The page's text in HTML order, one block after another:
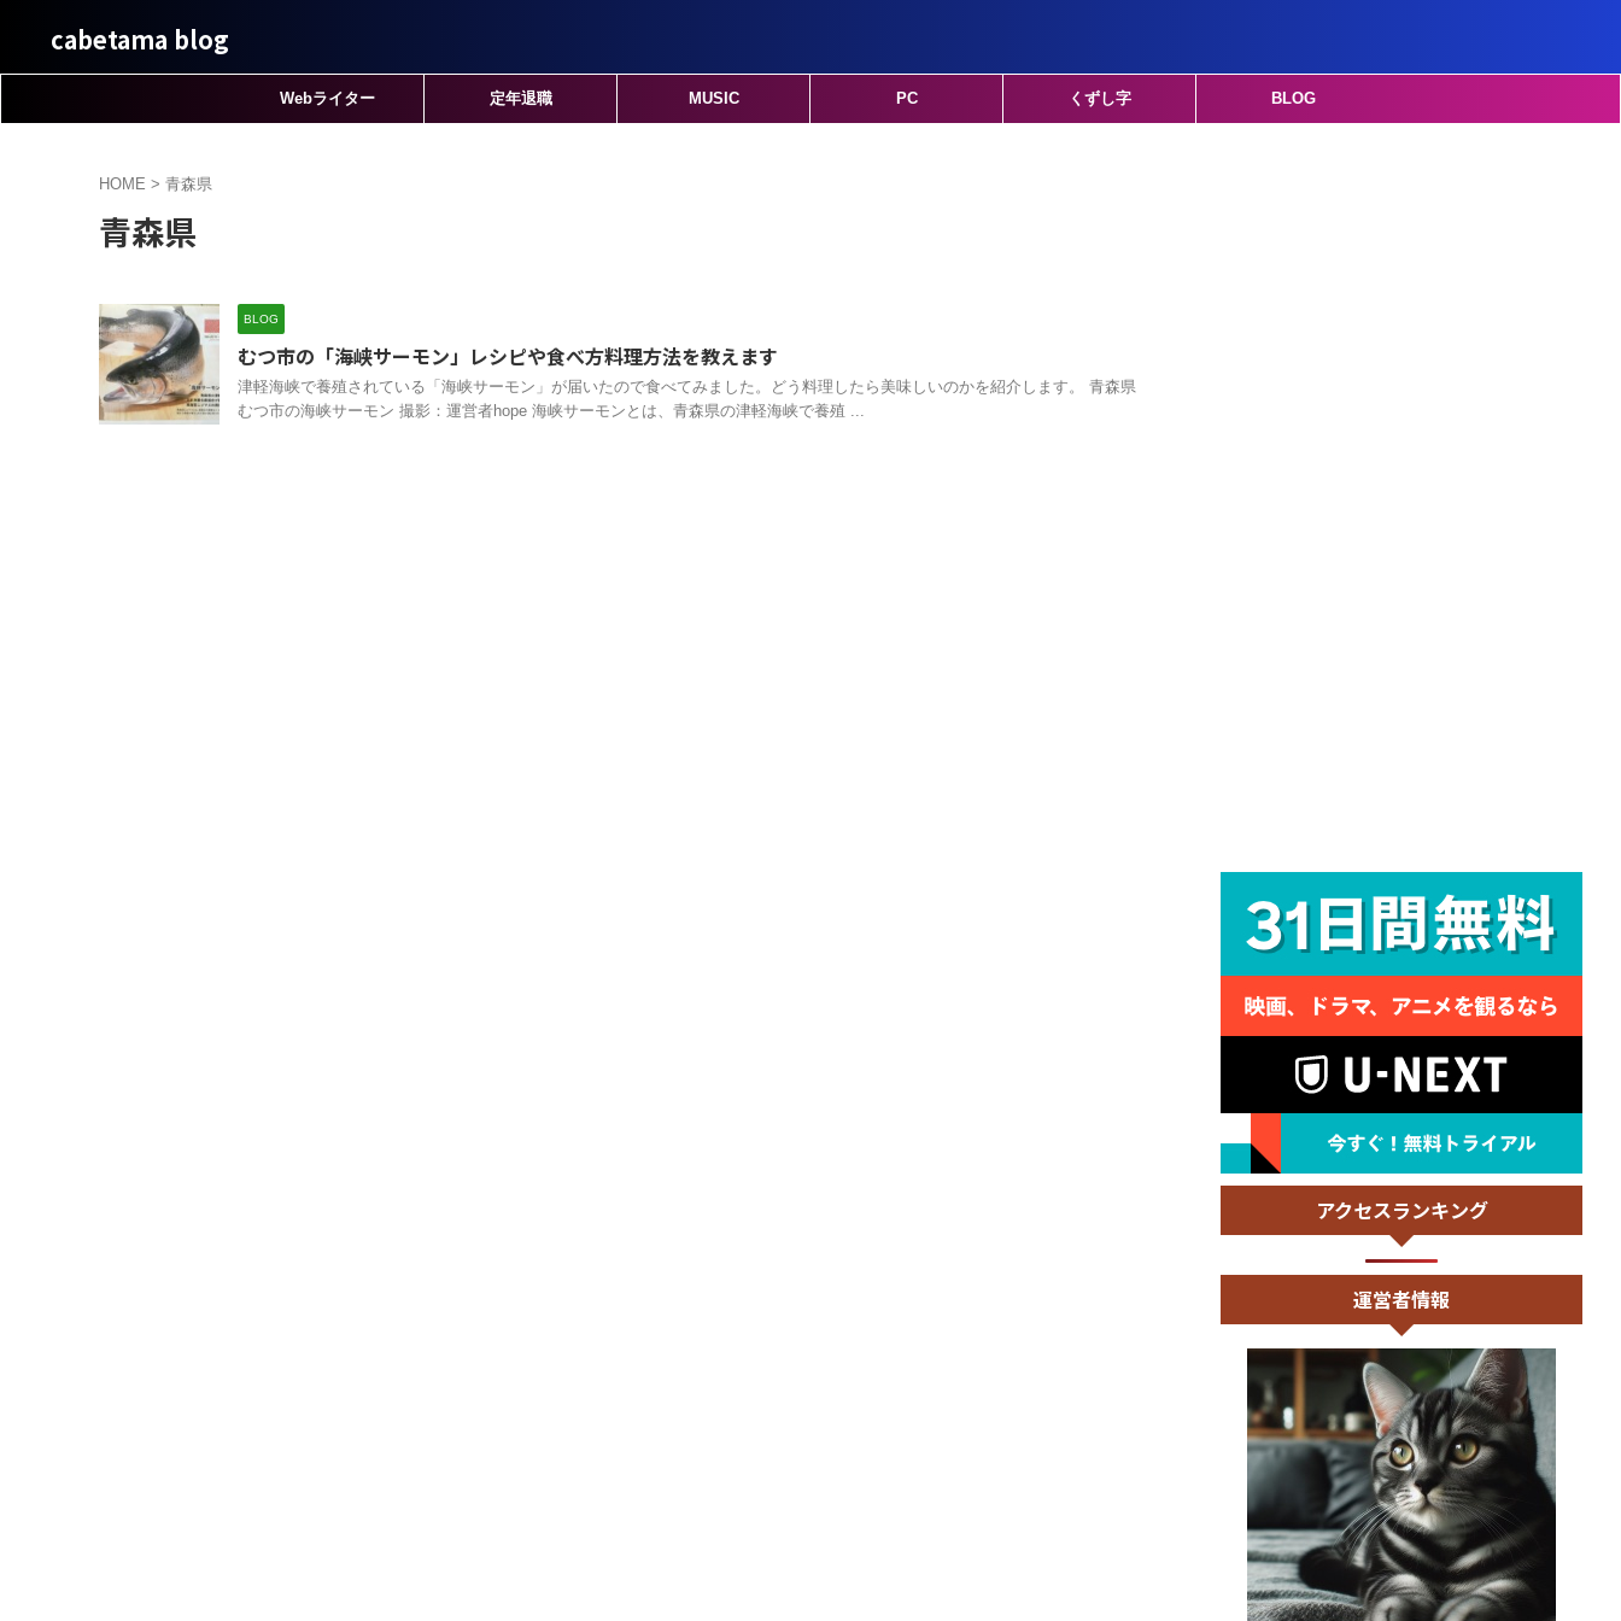
cabetama blog
Webライター 定年退職 MUSIC PC くずし字 BLOG
HOME > 青森県
青森県
BLOG
むつ市の「海峡サーモン」レシピや食べ方料理方法を教えます
津軽海峡で養殖されている「海峡サーモン」が届いたので食べてみました。どう料理したら美味しいのかを紹介します。 青森県
むつ市の海峡サーモン 撮影：運営者hope 海峡サーモンとは、青森県の津軽海峡で養殖 ...
アクセスランキング
運営者情報